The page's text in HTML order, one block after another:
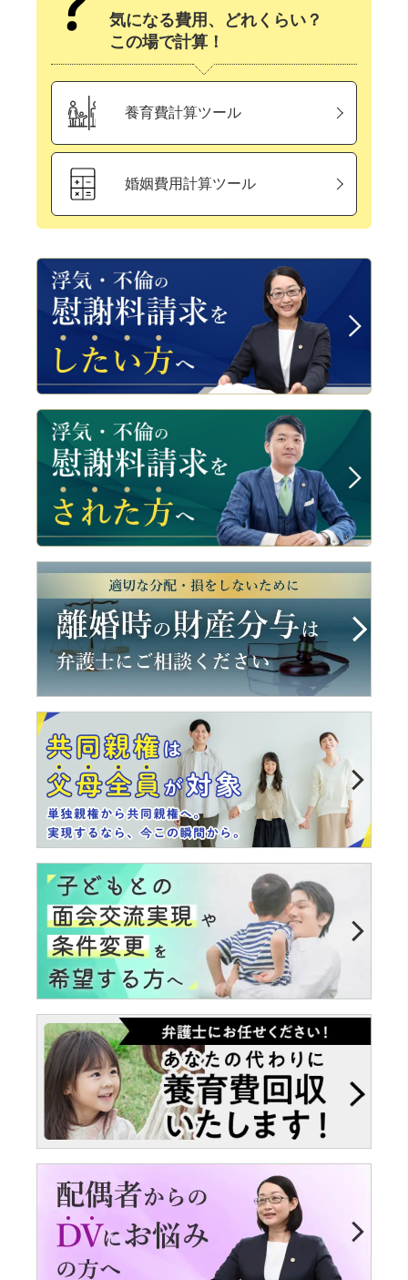
気になる費用、どれくらい？
この場で計算！
養育費計算ツール
婚姻費用計算ツール